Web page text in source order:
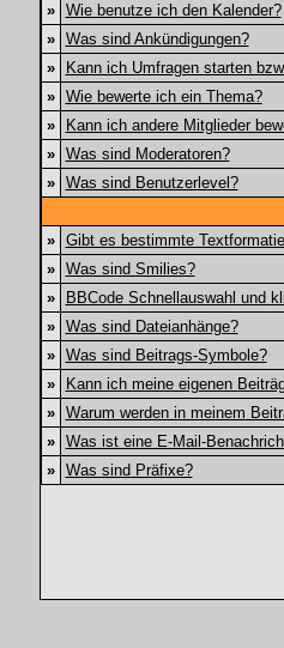
»
Wie benutze ich den Kalender?
»
Was sind Ankündigungen?
»
Kann ich Umfragen starten
»
Wie bewerte ich ein Thema?
»
Kann ich andere Mitglieder
»
Was sind Moderatoren?
»
Was sind Benutzerlevel?
»
Gibt es bestimmte
»
Was sind Smilies?
»
BBCode Schnellauswahl und
»
Was sind Dateianhänge?
»
Was sind Beitrags-Symbole?
»
Kann ich meine eigenen
»
Warum werden in meinem
»
Was ist eine E-Mail-
»
Was sind Präfixe?